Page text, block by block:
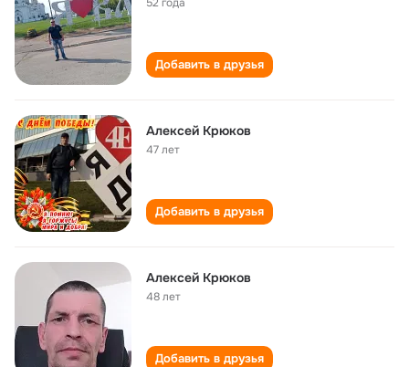
Добавить в друзья
Алексей Крюков
47 лет
Добавить в друзья
Алексей Крюков
48 лет
Добавить в друзья